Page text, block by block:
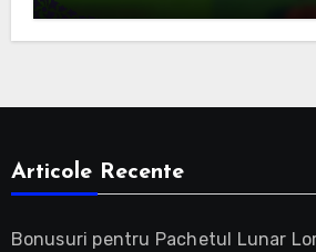
Articole Recente
Bonusuri pentru Pachetul Lunar